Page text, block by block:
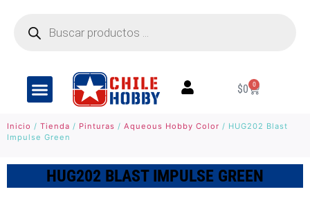
$0 0
Inicio / Tienda / Pinturas / Aqueous Hobby Color / HUG202 Blast
Impulse Green
HUG202 BLAST IMPULSE GREEN